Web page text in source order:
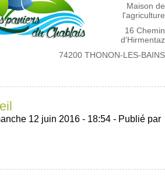
Maison de
l'agriculture
16 Chemin
d'Hirmentaz
74200 THONON-LES-BAINS
12 juin 2016 - 18:54 - Publié par